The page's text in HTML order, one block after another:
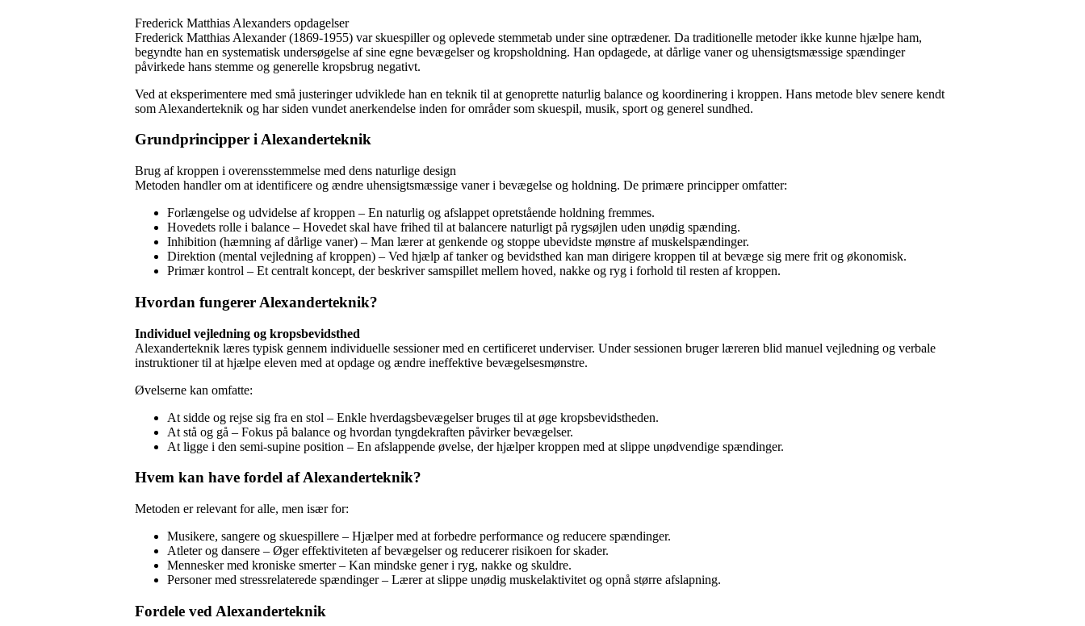
Frederick Matthias Alexanders opdagelser
Frederick Matthias Alexander (1869-1955) var skuespiller og oplevede stemmetab under sine optrædener. Da traditionelle metoder ikke kunne hjælpe ham,
begyndte han en systematisk undersøgelse af sine egne bevægelser og kropsholdning. Han opdagede, at dårlige vaner og uhensigtsmæssige spændinger
påvirkede hans stemme og generelle kropsbrug negativt.
Ved at eksperimentere med små justeringer udviklede han en teknik til at genoprette naturlig balance og koordinering i kroppen. Hans metode blev senere kendt
som Alexanderteknik og har siden vundet anerkendelse inden for områder som skuespil, musik, sport og generel sundhed.
Grundprincipper i Alexanderteknik
Brug af kroppen i overensstemmelse med dens naturlige design
Metoden handler om at identificere og ændre uhensigtsmæssige vaner i bevægelse og holdning. De primære principper omfatter:
Forlængelse og udvidelse af kroppen – En naturlig og afslappet opretstående holdning fremmes.
Hovedets rolle i balance – Hovedet skal have frihed til at balancere naturligt på rygsøjlen uden unødig spænding.
Inhibition (hæmning af dårlige vaner) – Man lærer at genkende og stoppe ubevidste mønstre af muskelspændinger.
Direktion (mental vejledning af kroppen) – Ved hjælp af tanker og bevidsthed kan man dirigere kroppen til at bevæge sig mere frit og økonomisk.
Primær kontrol – Et centralt koncept, der beskriver samspillet mellem hoved, nakke og ryg i forhold til resten af kroppen.
Hvordan fungerer Alexanderteknik?
Individuel vejledning og kropsbevidsthed
Alexanderteknik læres typisk gennem individuelle sessioner med en certificeret underviser. Under sessionen bruger læreren blid manuel vejledning og verbale
instruktioner til at hjælpe eleven med at opdage og ændre ineffektive bevægelsesmønstre.
Øvelserne kan omfatte:
At sidde og rejse sig fra en stol – Enkle hverdagsbevægelser bruges til at øge kropsbevidstheden.
At stå og gå – Fokus på balance og hvordan tyngdekraften påvirker bevægelser.
At ligge i den semi-supine position – En afslappende øvelse, der hjælper kroppen med at slippe unødvendige spændinger.
Hvem kan have fordel af Alexanderteknik?
Metoden er relevant for alle, men især for:
Musikere, sangere og skuespillere – Hjælper med at forbedre performance og reducere spændinger.
Atleter og dansere – Øger effektiviteten af bevægelser og reducerer risikoen for skader.
Mennesker med kroniske smerter – Kan mindske gener i ryg, nakke og skuldre.
Personer med stressrelaterede spændinger – Lærer at slippe unødig muskelaktivitet og opnå større afslapning.
Fordele ved Alexanderteknik